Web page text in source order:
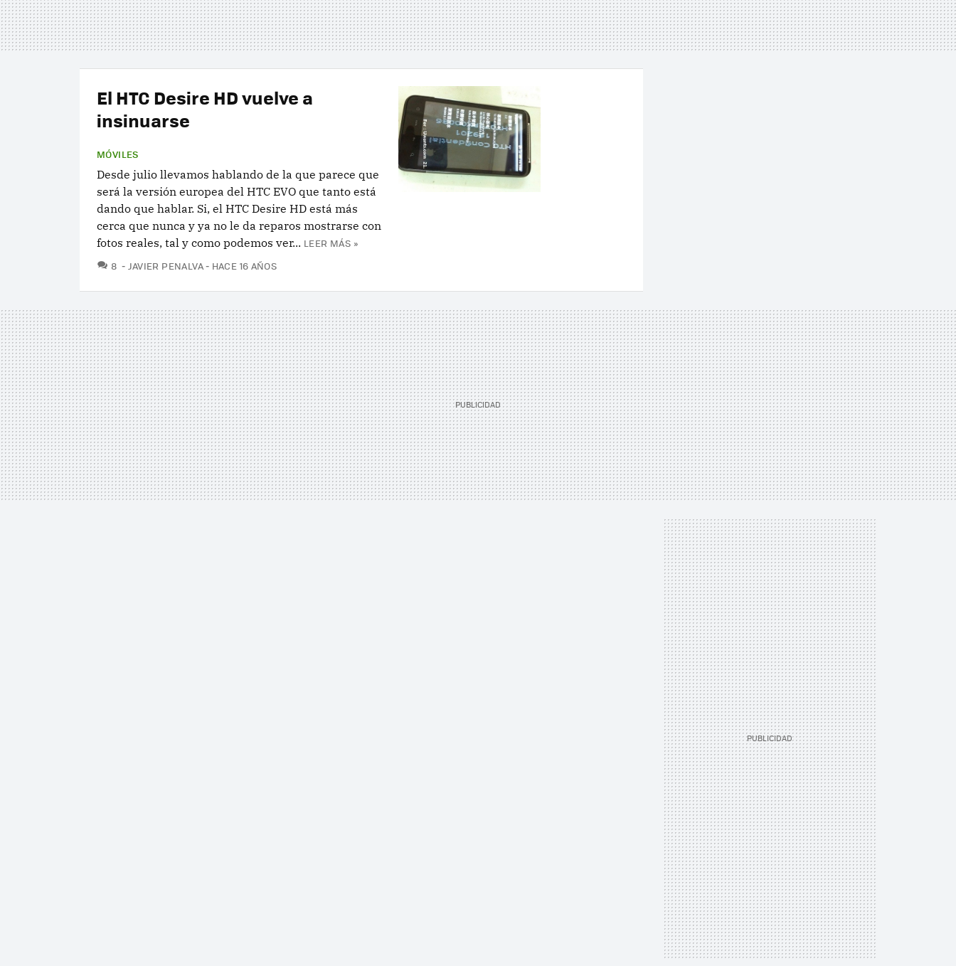
El HTC Desire HD vuelve a
insinuarse
MÓVILES
Desde julio llevamos hablando de la que parece que
será la versión europea del HTC EVO que tanto está
dando que hablar. Si, el HTC Desire HD está más
cerca que nunca y ya no le da reparos mostrarse con
fotos reales, tal y como podemos ver... LEER MÁS »
8 COMENTARIOS
JAVIER PENALVA HACE 16 AÑOS